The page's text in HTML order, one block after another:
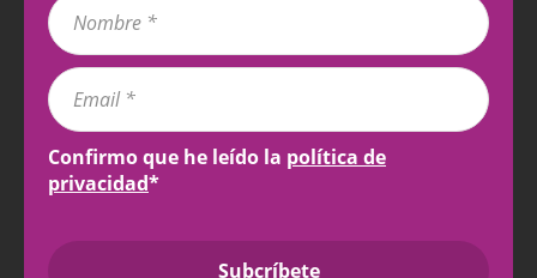
Confirmo que he leído la política de
privacidad*